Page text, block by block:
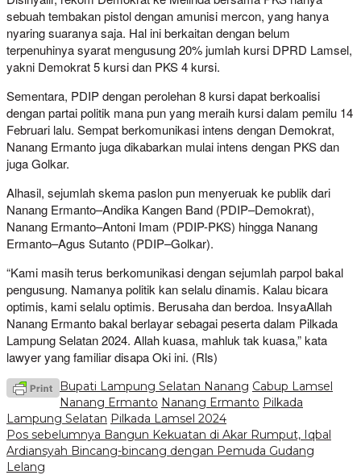
sebuah tembakan pistol dengan amunisi mercon, yang hanya
nyaring suaranya saja. Hal ini berkaitan dengan belum
terpenuhinya syarat mengusung 20% jumlah kursi DPRD Lamsel,
yakni Demokrat 5 kursi dan PKS 4 kursi.
Sementara, PDIP dengan perolehan 8 kursi dapat berkoalisi
dengan partai politik mana pun yang meraih kursi dalam pemilu 14
Februari lalu. Sempat berkomunikasi intens dengan Demokrat,
Nanang Ermanto juga dikabarkan mulai intens dengan PKS dan
juga Golkar.
Alhasil, sejumlah skema paslon pun menyeruak ke publik dari
Nanang Ermanto–Andika Kangen Band (PDIP–Demokrat),
Nanang Ermanto–Antoni Imam (PDIP-PKS) hingga Nanang
Ermanto–Agus Sutanto (PDIP–Golkar).
“Kami masih terus berkomunikasi dengan sejumlah parpol bakal
pengusung. Namanya politik kan selalu dinamis. Kalau bicara
optimis, kami selalu optimis. Berusaha dan berdoa. InsyaAllah
Nanang Ermanto bakal berlayar sebagai peserta dalam Pilkada
Lampung Selatan 2024. Allah kuasa, mahluk tak kuasa,” kata
lawyer yang familiar disapa Oki ini. (Rls)
Bupati Lampung Selatan Nanang Cabup Lamsel
Nanang Ermanto Nanang Ermanto Pilkada
Lampung Selatan Pilkada Lamsel 2024
Navigasi
pos
Pos sebelumnya Bangun Kekuatan di Akar Rumput, Iqbal
Ardiansyah Bincang-bincang dengan Pemuda Gudang
Lelang